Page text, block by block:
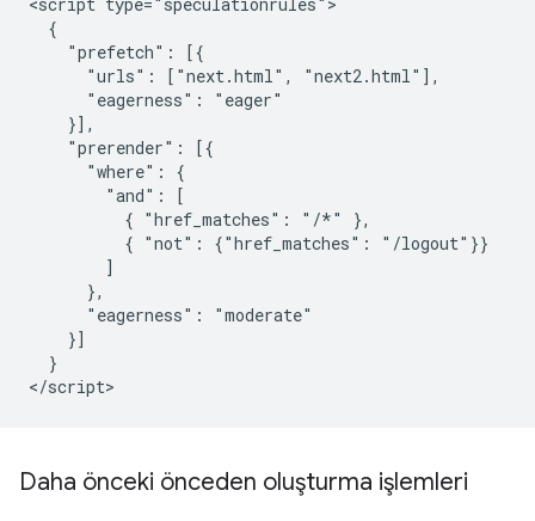
  {
    "prefetch": [{
      "urls": ["next.html", "next2.html"],
      "eagerness": "eager"
    }],
    "prerender": [{
      "where": {
        "and": [
          { "href_matches": "/*" },
          { "not": {"href_matches": "/logout"}}
        ]
      },
      "eagerness": "moderate"
    }]
  }
Daha önceki önceden oluşturma işlemleri